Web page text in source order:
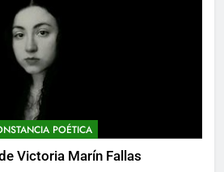
POÉTICA
Victoria Marín Fallas